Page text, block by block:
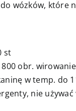
wózków, które
st
obr. wirowanie
w temp. do
nie używać